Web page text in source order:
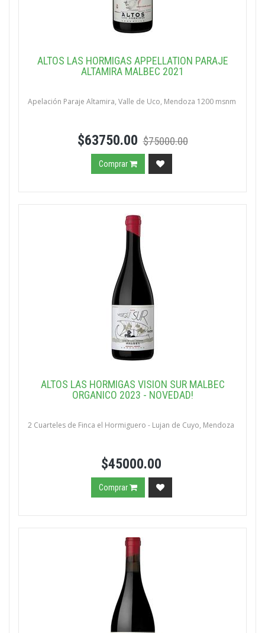
ALTOS LAS HORMIGAS APPELLATION PARAJE
ALTAMIRA MALBEC 2021
Apelación Paraje Altamira, Valle de Uco, Mendoza 1200 msnm
$63750.00 $75000.00
Comprar
ALTOS LAS HORMIGAS VISION SUR MALBEC
ORGANICO 2023 - NOVEDAD!
2 Cuarteles de Finca el Hormiguero - Lujan de Cuyo, Mendoza
$45000.00
Comprar